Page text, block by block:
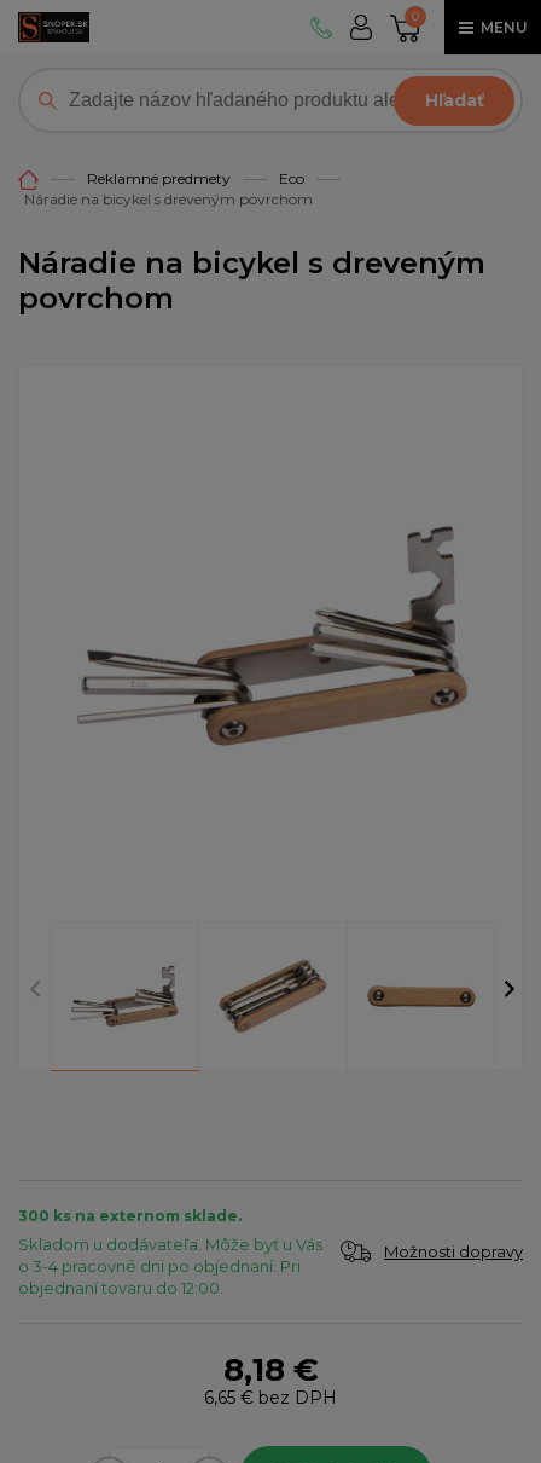
0
MENU
Hľadať
Reklamné predmety
Eco
Náradie na bicykel s dreveným povrchom
Náradie na bicykel s dreveným
povrchom
300 ks na externom sklade.
Skladom u dodávateľa. Môže byť u Vás
o 3-4 pracovné dni po objednaní. Pri
objednaní tovaru do 12:00.
Možnosti dopravy
8,18 €
6,65 € bez DPH